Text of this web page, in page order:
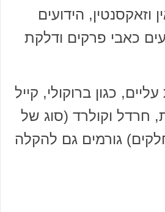
וזאקסנטין, הידועים
כאבי פרקים ודלקת
כגון ברוקולי, קייל
חרדל וקולרד (סוג של
גורמים גם להקלה